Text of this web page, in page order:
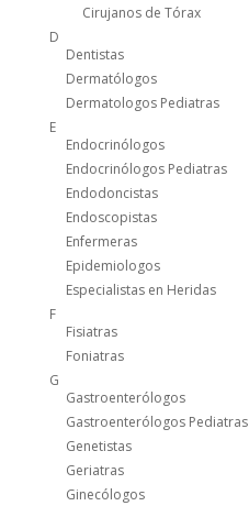
Cirujanos de Tórax
D
Dentistas
Dermatólogos
Dermatologos Pediatras
E
Endocrinólogos
Endocrinólogos Pediatras
Endodoncistas
Endoscopistas
Enfermeras
Epidemiologos
Especialistas en Heridas
F
Fisiatras
Foniatras
G
Gastroenterólogos
Gastroenterólogos Pediatras
Genetistas
Geriatras
Ginecólogos